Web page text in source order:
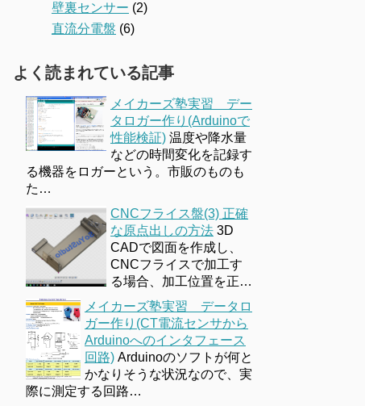
壁裏センサー (2)
直流分電盤 (6)
よく読まれている記事
メイカーズ塾実習 デー
タロガー作り(Arduinoで
性能検証) 温度や降水量
などの時間変化を記録す
る機器をロガーという。市販のものも
た…
CNCフライス盤(3) 正確
な原点出しの方法 3D
CADで図面を作成し、
CNCフライスで加工す
る場合、加工位置を正…
メイカーズ塾実習 データロ
ガー作り(CT電流センサから
Arduinoへのインタフェース
回路) Arduinoのソフトが何と
かなりそうな状況なので、実
際に測定する回路…